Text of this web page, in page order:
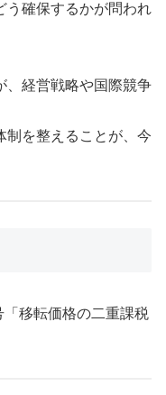
う確保するかが問われ
、経営戦略や国際競争
制を整えることが、今
移転価格の二重課税